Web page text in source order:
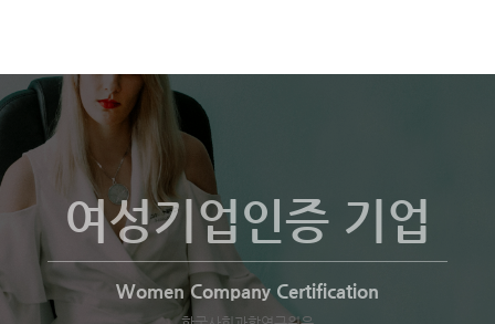
여성기업인증 기업
Women Company Certification